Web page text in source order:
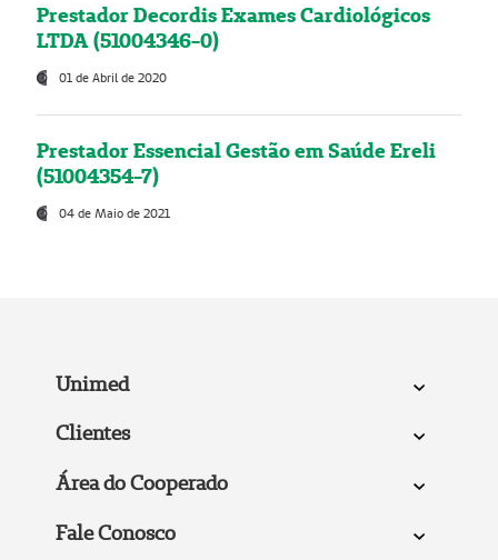
Prestador Decordis Exames Cardiológicos
LTDA (51004346-0)
01 de Abril de 2020
Prestador Essencial Gestão em Saúde Ereli
(51004354-7)
04 de Maio de 2021
Unimed
Clientes
Área do Cooperado
Fale Conosco